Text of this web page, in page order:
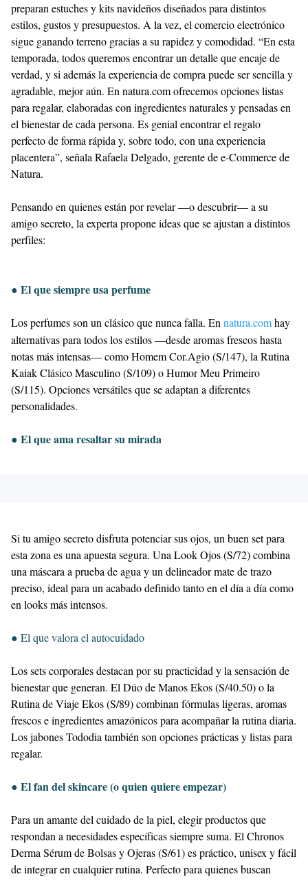
preparan estuches y kits navideños diseñados para distintos
estilos, gustos y presupuestos. A la vez, el comercio electrónico
sigue ganando terreno gracias a su rapidez y comodidad. “En esta
temporada, todos queremos encontrar un detalle que encaje de
verdad, y si además la experiencia de compra puede ser sencilla y
agradable, mejor aún. En natura.com ofrecemos opciones listas
para regalar, elaboradas con ingredientes naturales y pensadas en
el bienestar de cada persona. Es genial encontrar el regalo
perfecto de forma rápida y, sobre todo, con una experiencia
placentera”, señala Rafaela Delgado, gerente de e-Commerce de
Natura.
Pensando en quienes están por revelar —o descubrir— a su
amigo secreto, la experta propone ideas que se ajustan a distintos
perfiles:
● El que siempre usa perfume
Los perfumes son un clásico que nunca falla. En natura.comhay
alternativas para todos los estilos —desde aromas frescos hasta
notas más intensas— como Homem Cor.Agio (S/147), la Rutina
Kaiak Clásico Masculino (S/109) o Humor Meu Primeiro
(S/115). Opciones versátiles que se adaptan a diferentes
personalidades.
● El que ama resaltar su mirada
Si tu amigo secreto disfruta potenciar sus ojos, un buen set para
esta zona es una apuesta segura. Una Look Ojos (S/72) combina
una máscara a prueba de agua y un delineador mate de trazo
preciso, ideal para un acabado definido tanto en el día a día como
en looks más intensos.
● El que valora el autocuidado
Los sets corporales destacan por su practicidad y la sensación de
bienestar que generan. El Dúo de Manos Ekos (S/40.50) o la
Rutina de Viaje Ekos (S/89) combinan fórmulas ligeras, aromas
frescos e ingredientes amazónicos para acompañar la rutina diaria.
Los jabones Tododia también son opciones prácticas y listas para
regalar.
● El fan del skincare (o quien quiere empezar)
Para un amante del cuidado de la piel, elegir productos que
respondan a necesidades específicas siempre suma. El Chronos
Derma Sérum de Bolsas y Ojeras (S/61) es práctico, unisex y fácil
de integrar en cualquier rutina. Perfecto para quienes buscan